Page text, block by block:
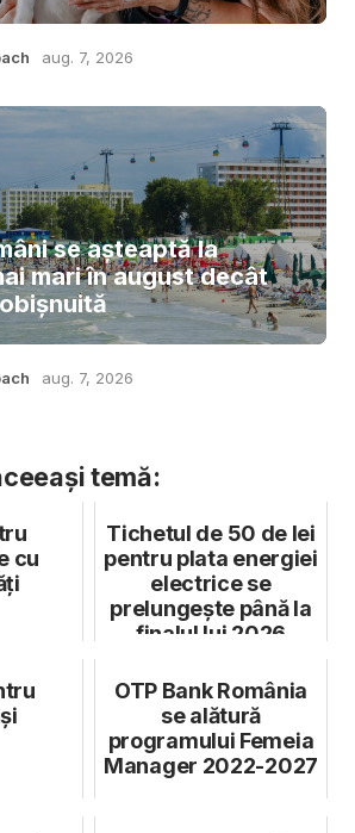
aug. 7, 2026
se așteaptă la
mari în august decât
aug. 7, 2026
temă:
cu
Tichetul de 50 de lei
pentru plata energiei
electrice se
prelungește până la
finalul lui 2026
OTP Bank România
se alătură
programului Femeia
Manager 2022-2027